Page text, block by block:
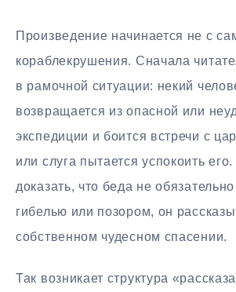
Произведение начинается не с
кораблекрушения. Сначала
в рамочной ситуации: некий
возвращается из опасной или
экспедиции и боится встречи с
или слуга пытается успокоить
доказать, что беда не
гибелью или позором, он
собственном чудесном спасении.
Так возникает структура